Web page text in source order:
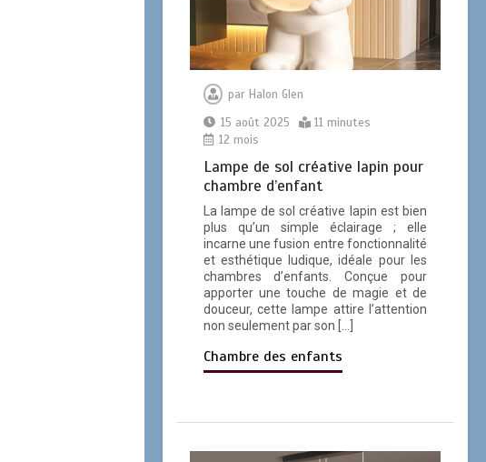
en cristal circulaire
10 minutes
Lustre de zoo pour la
chambre d’enfant
0 11 minutes
Lampe sur pied en
acier brut pour salle
d’étude
par Halon Glen
15 août 2025
11 minutes
12 mois
Lampe de sol créative lapin pour
chambre d’enfant
La lampe de sol créative lapin est bien
plus qu’un simple éclairage ; elle
incarne une fusion entre fonctionnalité
et esthétique ludique, idéale pour les
chambres d’enfants. Conçue pour
apporter une touche de magie et de
douceur, cette lampe attire l’attention
non seulement par son […]
Chambre des enfants